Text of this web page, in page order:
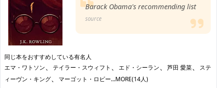
Barack Obama's recommending list
source
同じ本をおすすめしている有名人
エマ・ワトソン、 テイラー・スウィフト 、 エド・シーラン、 芦田 愛菜、
ステ
ィーヴン・キング、 マーゴット・ロビー...MORE(14人)